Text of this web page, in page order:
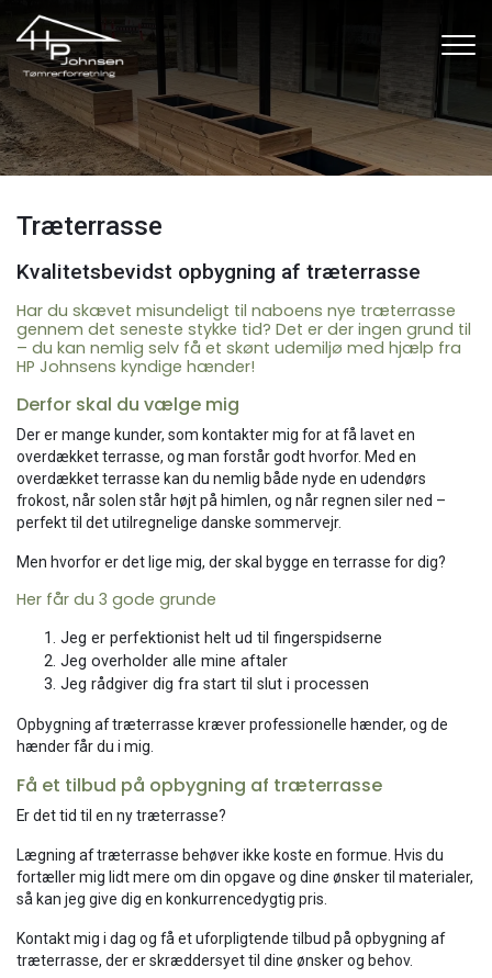
hovedindhold
Træterrasse
Kvalitetsbevidst opbygning af træterrasse
Har du skævet misundeligt til naboens nye træterrasse
gennem det seneste stykke tid? Det er der ingen grund til
– du kan nemlig selv få et skønt udemiljø med hjælp fra
HP Johnsens kyndige hænder!
Derfor skal du vælge mig
Der er mange kunder, som kontakter mig for at få lavet en
overdækket terrasse, og man forstår godt hvorfor. Med en
overdækket terrasse kan du nemlig både nyde en udendørs
frokost, når solen står højt på himlen, og når regnen siler ned –
perfekt til det utilregnelige danske sommervejr.
Men hvorfor er det lige mig, der skal bygge en terrasse for dig?​
Her får du 3 gode grunde
Jeg er perfektionist helt ud til fingerspidserne
Jeg overholder alle mine aftaler
Jeg rådgiver dig fra start til slut i processen
Opbygning af træterrasse kræver professionelle hænder, og de
hænder får du i mig.
Få et tilbud på opbygning af træterrasse
Er det tid til en ny træterrasse?
​Lægning af træterrasse behøver ikke koste en formue. Hvis du
fortæller mig lidt mere om din opgave og dine ønsker til materialer,
så kan jeg give dig en konkurrencedygtig pris.
Kontakt mig i dag og få et uforpligtende tilbud på opbygning af
træterrasse, der er skræddersyet til dine ønsker og behov.​